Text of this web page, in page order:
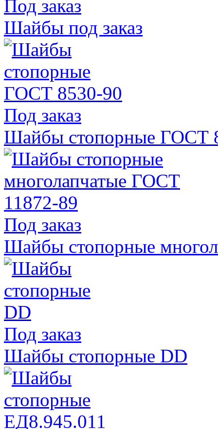
Под заказ
Шайбы под заказ
Под заказ
Шайбы стопорные ГОСТ
Под заказ
Шайбы стопорные
Под заказ
Шайбы стопорные DD